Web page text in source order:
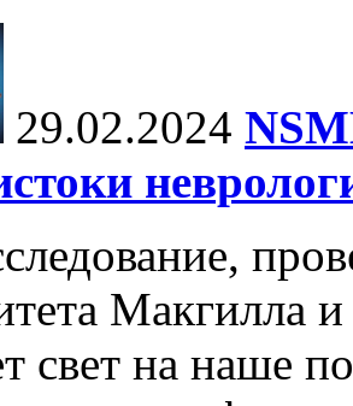
29.02.2024
Макгилла
свет на наше